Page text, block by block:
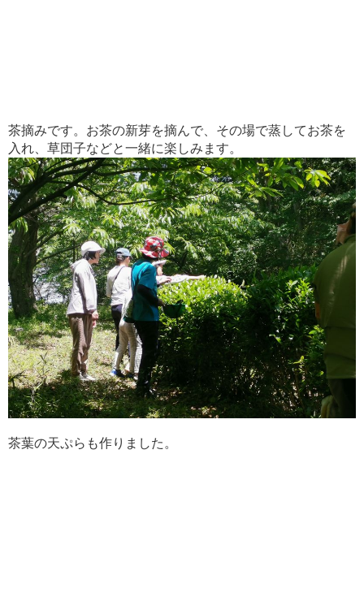
茶摘みです。お茶の新芽を摘んで、その場で蒸してお茶を
入れ、草団子などと一緒に楽しみます。
茶葉の天ぷらも作りました。